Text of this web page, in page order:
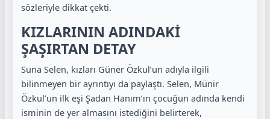
sözleriyle dikkat çekti.
KIZLARININ ADINDAKİ
ŞAŞIRTAN DETAY
Suna Selen, kızları Güner Özkul’un adıyla ilgili
bilinmeyen bir ayrıntıyı da paylaştı. Selen, Münir
Özkul’un ilk eşi Şadan Hanım’ın çocuğun adında kendi
isminin de yer almasını istediğini belirterek,